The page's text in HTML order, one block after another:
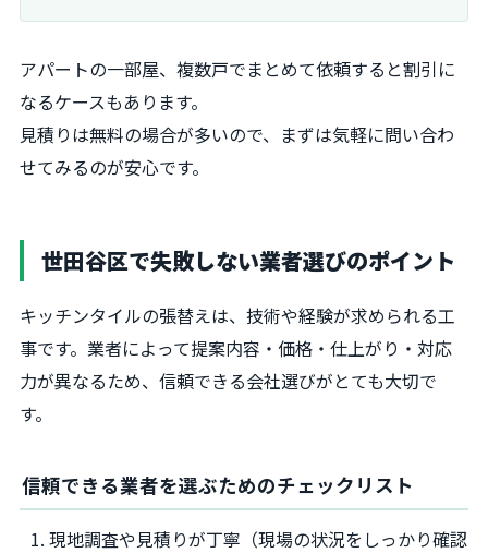
アパートの一部屋、複数戸でまとめて依頼すると割引に
なるケースもあります。
見積りは無料の場合が多いので、まずは気軽に問い合わ
せてみるのが安心です。
世田谷区で失敗しない業者選びのポイント
キッチンタイルの張替えは、技術や経験が求められる工
事です。業者によって提案内容・価格・仕上がり・対応
力が異なるため、信頼できる会社選びがとても大切で
す。
信頼できる業者を選ぶためのチェックリスト
現地調査や見積りが丁寧（現場の状況をしっかり確認